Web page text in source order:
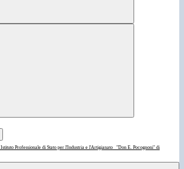
Istituto Professionale di Stato per l'Industria e l'Artigianato
"Don E. Pocognoni" di